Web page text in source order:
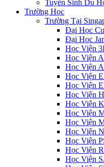
Tuyển Sinh Du
Trường Học
Trường Tại
Đại Học
Đại Học
Học Viện
Học Viện
Học Viện
Học Viện
Học Viện
Học Viện
Học Viện
Học Viện
Học Viện
Học Viện
Học Viện
Học Viện
Học Viện